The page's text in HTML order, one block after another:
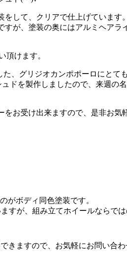
して、クリアで仕上げています。
が、塗装の奥にはアルミヘアラ
頂けます。
、グリジオカンポポーロにとて
ドを製作しましたので、来週の
お受け出来ますので、是非お気
がボディ同色塗装です。
すが、組み立てホイールならで
きますので、お気軽にお問い合わ